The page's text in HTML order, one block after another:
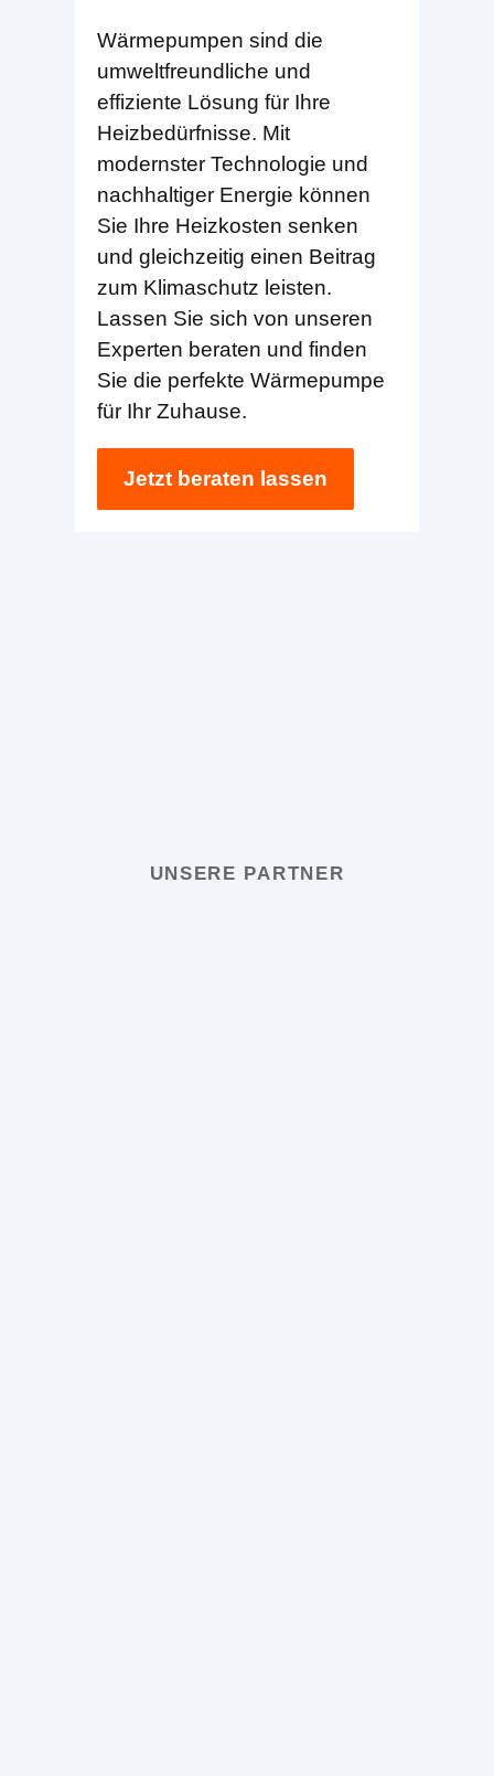
Wärmepumpen sind die
umweltfreundliche und
effiziente Lösung für Ihre
Heizbedürfnisse. Mit
modernster Technologie und
nachhaltiger Energie können
Sie Ihre Heizkosten senken
und gleichzeitig einen Beitrag
zum Klimaschutz leisten.
Lassen Sie sich von unseren
Experten beraten und finden
Sie die perfekte Wärmepumpe
für Ihr Zuhause.
Jetzt beraten lassen
UNSERE PARTNER